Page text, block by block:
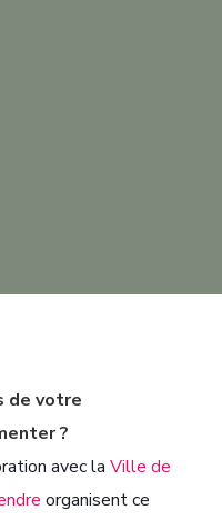
de votre
?
avec la Ville de
organisent ce